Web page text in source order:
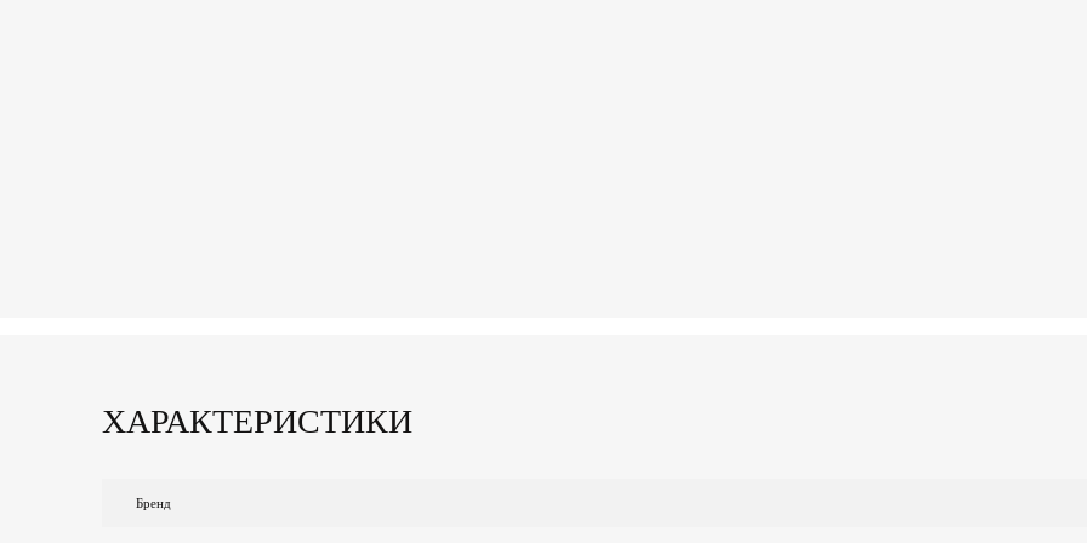
ХАРАКТЕРИСТИКИ
Бренд